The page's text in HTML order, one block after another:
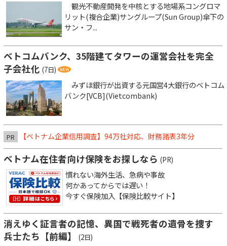
観光不動産開発を中核とする地場系コングロマ
リット(複合企業)サングループ(Sun Group)傘下の
サン・フ...
ベトコムバンク、35階建てタワーの運営会社を完全
子会社化 (7日)
みずほ銀行が出資する元国営4大銀行のベトコム
バンク[VCB](Vietcombank)
PR 【ベトナム企業信用調査】94万社対応、財務諸表3年分
ベトナム在住者向け保険をお探しなら (PR)
慣れない海外生活、急病や事故
何かあってからでは遅い！
今すぐ保険加入【保険比較サイト】
消えゆく証言者の記憶、異国で戦死者の遺骨を捜す
兵士たち【前編】
(2日)